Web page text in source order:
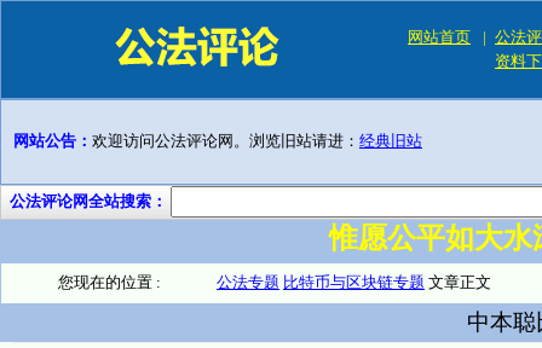
网站首页 | 公法
资料
网站公告： 欢迎访问公法评论网。浏览旧站请进： 经典旧站
公法评论网全站搜索：
惟愿公平如大
您现在的位置 : 公法专题 比特币与区块链专题 文章正文
中本